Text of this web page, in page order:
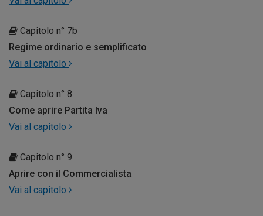
Capitolo n° 7b
Regime ordinario e semplificato
Vai al capitolo
Capitolo n° 8
Come aprire Partita Iva
Vai al capitolo
Capitolo n° 9
Aprire con il Commercialista
Vai al capitolo